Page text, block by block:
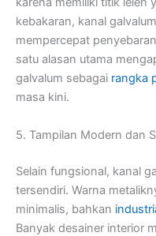
kebakaran, kanal
mempercepat
satu alasan utama
galvalum sebagai rangka
masa kini.
5. Tampilan Modern dan
Selain fungsional, kanal
tersendiri. Warna
minimalis, bahkan
Banyak desainer interior